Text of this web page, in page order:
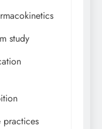
study
practices